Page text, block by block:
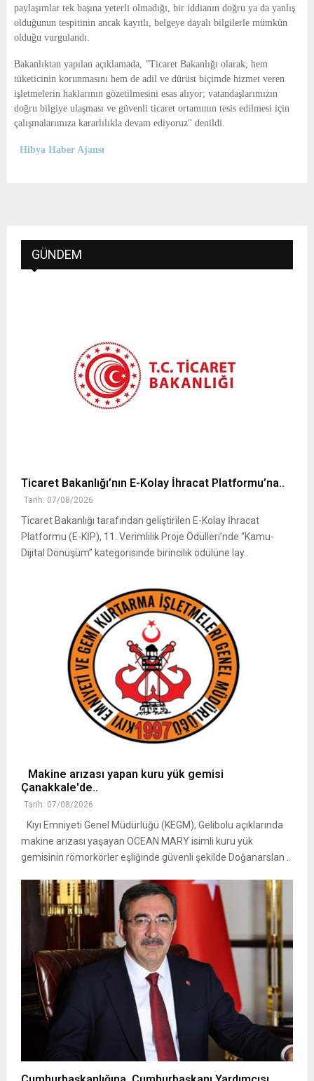
paylaşımlar tek başına yeterli olmadığı, bir iddianın doğru ya da yanlış
olduğunun tespitinin ancak kayıtlı, belgeye dayalı bilgilerle mümkün
olduğu vurgulandı.
Bakanlıktan yapılan açıklamada, "Ticaret Bakanlığı olarak, hem
tüketicinin korunmasını hem de adil ve dürüst biçimde hizmet veren
işletmelerin haklarının gözetilmesini esas alıyor; vatandaşlarımızın
doğru bilgiye ulaşması ve güvenli ticaret ortamının tesis edilmesi için
çalışmalarımıza kararlılıkla devam ediyoruz" denildi.
Hibya Haber Ajansı
GÜNDEM
Ticaret Bakanlığı’nın E-Kolay İhracat Platformu’na..
Tarih: 07/08/2026
Ticaret Bakanlığı tarafından geliştirilen E-Kolay İhracat
Platformu (E-KİP), 11. Verimlilik Proje Ödülleri’nde “Kamu-
Dijital Dönüşüm” kategorisinde birincilik ödülüne lay..
Makine arızası yapan kuru yük gemisi
Çanakkale'de..
Tarih: 07/08/2026
Kıyı Emniyeti Genel Müdürlüğü (KEGM), Gelibolu açıklarında
makine arızası yaşayan OCEAN MARY isimli kuru yük
gemisinin römorkörler eşliğinde güvenli şekilde Doğanarslan ..